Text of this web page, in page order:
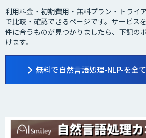
利用料金・初期費用・無料プラン・トライ
で比較・確認できるページです。サービス
件に合うものが見つかりましたら、下記の
けます。
無料で自然言語処理-NLP-を全